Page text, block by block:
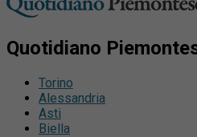
Quotidiano
Torino
Alessandria
Asti
Biella